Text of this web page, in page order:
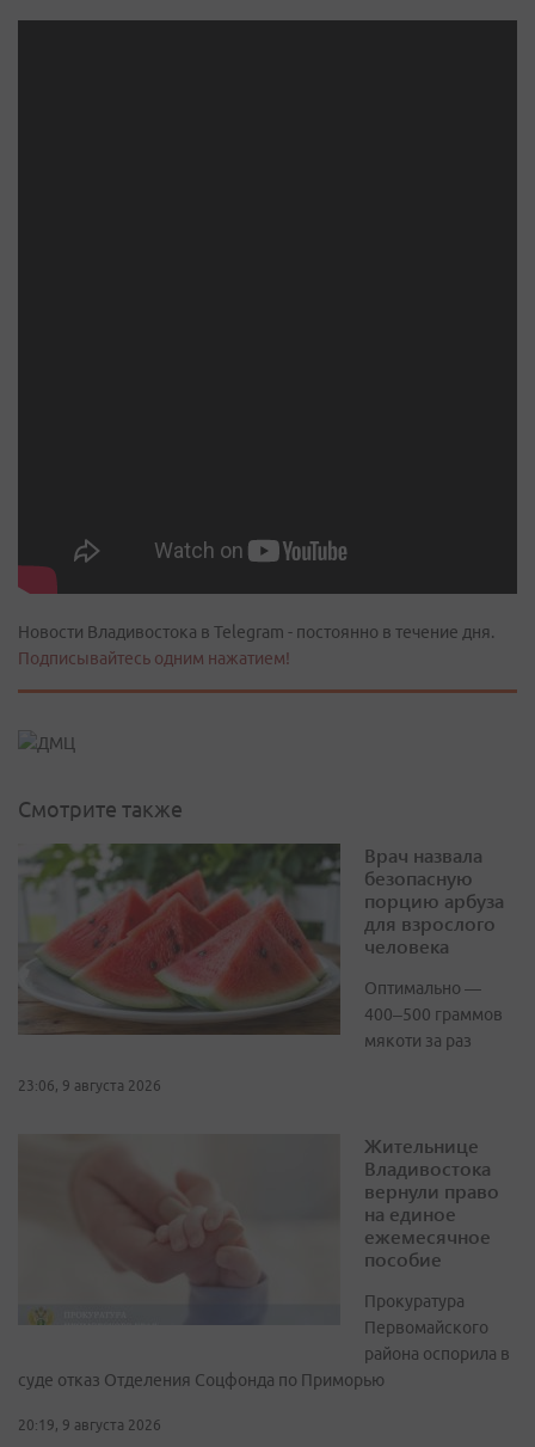
Новости Владивостока в Telegram - постоянно в течение дня.
Подписывайтесь одним нажатием!
Смотрите также
Врач назвала
безопасную
порцию арбуза
для взрослого
человека
Оптимально —
400–500 граммов
мякоти за раз
23:06, 9 августа 2026
Жительнице
Владивостока
вернули право
на единое
ежемесячное
пособие
Прокуратура
Первомайского
района оспорила в
суде отказ Отделения Соцфонда по Приморью
20:19, 9 августа 2026